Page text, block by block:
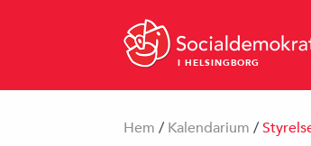
I HELSINGBORG
Hem / Kalendarium /